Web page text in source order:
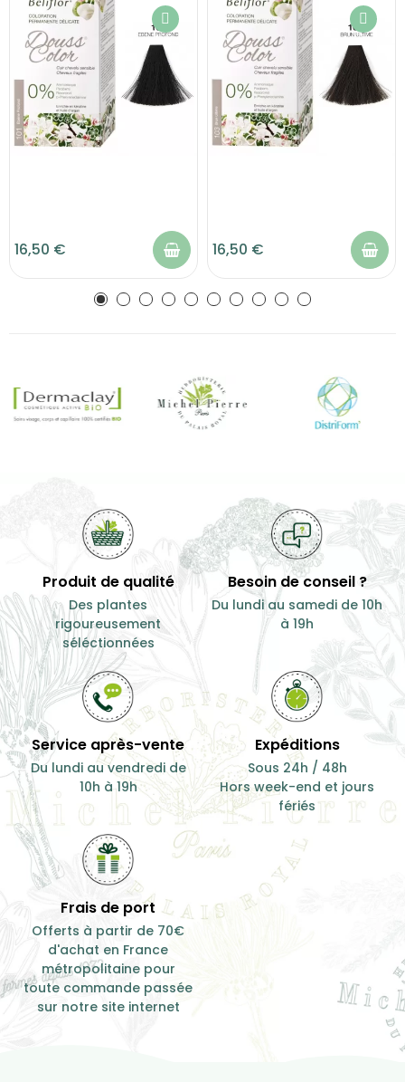
16,50 € 16,50 €
Produit de qualité
Des plantes
rigoureusement
séléctionnées
Besoin de conseil ?
Du lundi au samedi de 10h
à 19h
Service après-vente
Du lundi au vendredi de
10h à 19h
Expéditions
Sous 24h / 48h
Hors week-end et jours
fériés
Frais de port
Offerts à partir de 70€
d'achat en France
métropolitaine pour
toute commande passée
sur notre site internet